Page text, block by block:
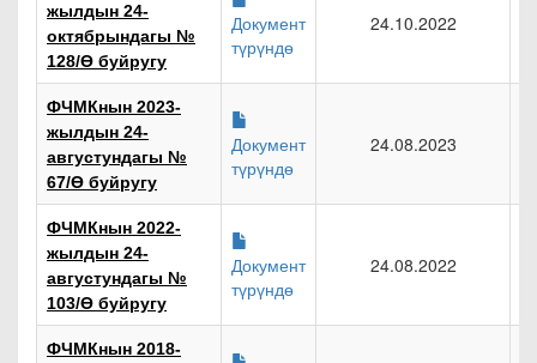
жылдын 24-
октябрындагы №
128/Ө буйругу
Документ
түрүндө
24.10.2022
ФЧМКнын 2023-
жылдын 24-
августундагы №
67/Ө буйругу
Документ
түрүндө
24.08.2023
ФЧМКнын 2022-
жылдын 24-
августундагы №
103/Ө буйругу
Документ
түрүндө
24.08.2022
ФЧМКнын 2018-